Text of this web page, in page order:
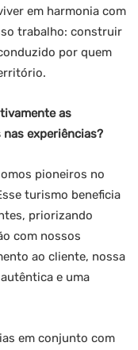
em harmonia com
trabalho: construir
por quem
as
experiências?
pioneiros no
turismo beneficia
priorizando
com nossos
ao cliente, nossa
e uma
em conjunto com